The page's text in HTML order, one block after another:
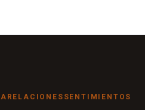
RELACIONES SENTIMIENTOS